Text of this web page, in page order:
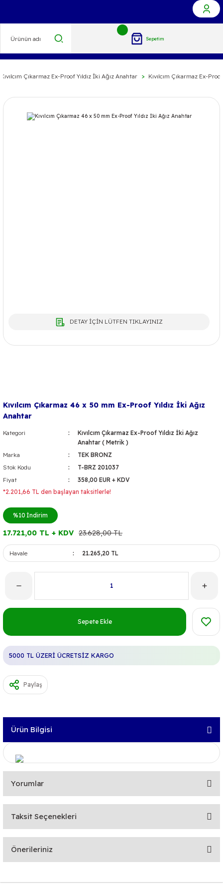
Sepetim
Kıvılcım Çıkarmaz Ex-Proof Yıldız İki Ağız Anahtar Kıvılcım Çıkarmaz Ex-
DETAY İÇİN LÜTFEN TIKLAYINIZ
Kıvılcım Çıkarmaz 46 x 50 mm Ex-Proof Yıldız İki Ağız
Anahtar
Kategori
Kıvılcım Çıkarmaz Ex-Proof Yıldız İki Ağız
Anahtar ( Metrik )
Marka
TEK BRONZ
Stok Kodu
T-BRZ 201037
Fiyat
358,00 EUR + KDV
*2.201,66 TL den başlayan taksitlerle!
%10 İndirim
17.721,00 TL + KDV 23.628,00 TL
Havale 21.265,20 TL
Sepete Ekle
5000 TL ÜZERİ ÜCRETSİZ KARGO
Paylaş
Ürün Bilgisi
Yorumlar
Bu ürüne ilk yorumu siz yapın!
Taksit Seçenekleri
Önerileriniz